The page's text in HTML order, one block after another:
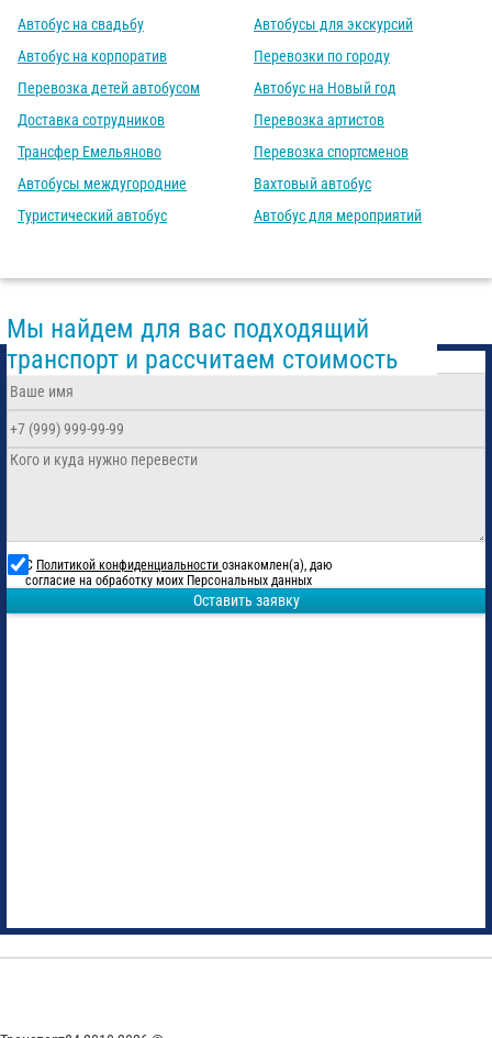
Автобус на свадьбу
Автобус на корпоратив
Перевозка детей автобусом
Доставка сотрудников
Трансфер Емельяново
Автобусы междугородние
Туристический автобус
Автобусы для экскурсий
Перевозки по городу
Автобус на Новый год
Перевозка артистов
Перевозка спортсменов
Вахтовый автобус
Автобус для мероприятий
Мы найдем для вас подходящий
транспорт и рассчитаем стоимость
С Политикой конфиденциальности ознакомлен(а), даю
согласие на обработку моих Персональных данных
Оставить заявку